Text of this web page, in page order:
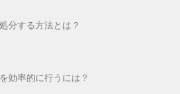
分する方法とは？
効率的に行うには？